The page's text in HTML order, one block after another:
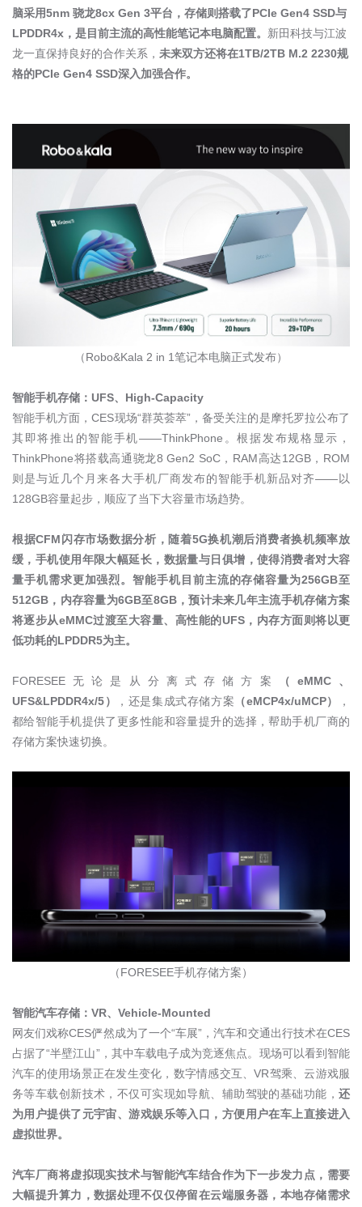
脑采用5nm 骁龙8cx Gen 3平台，存储则搭载了PCIe Gen4 SSD与
LPDDR4x ，是目前主流的高性能笔记本电脑配置。 新田科技与江波
龙一直保持良好的合作关系， 未来双方还将在1TB/2TB M.2 2230规
格的PCIe Gen4 SSD深入加强合作。
（Robo&Kala 2 in 1笔记本电脑正式发布）
智能手机存储： UFS、 High-Capacity
智能手机方面，CES现场“群英荟萃”，备受关注的是摩托罗拉公布了
其即将推出的智能手机——ThinkPhone 。根据发布规格显示，
ThinkPhone将搭载高通骁龙8 Gen2 SoC， RAM高达12GB， ROM
则是与近几个月来各大手机厂商发布的智能手机新品对齐——以
128GB容量起步，顺应了当下大容量市场趋势。
根据CFM闪存市场数据分析，随着5G换机潮后消费者换机频率放
缓，手机使用年限大幅延长，数据量与日俱增，使得消费者对大容
量手机需求更加强烈。智能手机目前主流的存储容量为256GB至
512GB ，内存容量为6GB至8GB，预计未来几年主流手机存储方案
将逐步从eMMC过渡至大容量、高性能的UFS，内存方面则将以更
低功耗的LPDDR5为主。
FORESEE 无论是从分离式存储方案 （ eMMC、
UFS&LPDDR4x/5） ，还是集成式存储方案 （eMCP4x/uMCP）
，
都给智能手机提供了更多性能和容量提升的选择，帮助手机厂商的
存储方案快速切换。
（FORESEE手机存储方案）
智能汽车存储： VR、 Vehicle-Mounted
网友们戏称CES俨然成为了一个“车展”，汽车和交通出行技术在CES
占据了“半壁江山”，其中车载电子成为竞逐焦点。现场可以看到智能
汽车的使用场景正在发生变化，数字情感交互、VR驾乘、云游戏服
务等车载创新技术，不仅可实现如导航、辅助驾驶的基础功能， 还
为用户提供了元宇宙、游戏娱乐等入口，方便用户在车上直接进入
虚拟世界。
汽车厂商将虚拟现实技术与智能汽车结合作为下一步发力点，需要
大幅提升算力，数据处理不仅仅停留在云端服务器，本地存储需求